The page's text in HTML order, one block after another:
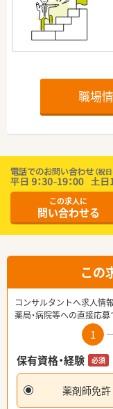
職場
この求人に
問い合わせる
この
コンサルタントへ求人情
薬局・病院等への直接応
1
保有資格・経験
必須
薬剤師免許